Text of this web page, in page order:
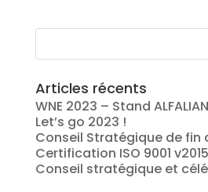
Articles récents
WNE 2023 – Stand
Let’s go 2023 !
Conseil Stratégique de fin
Certification ISO 9001
Conseil stratégique et